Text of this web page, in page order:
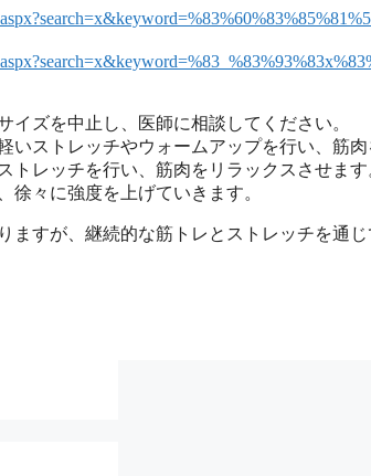
ズを中止し、医師に相談してください。
いストレッチやウォームアップを行い、筋肉
トレッチを行い、筋肉をリラックスさせます
徐々に強度を上げていきます。
ますが、継続的な筋トレとストレッチを通